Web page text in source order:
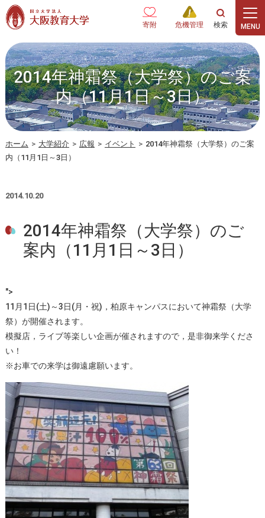
本文へ
寄附 危機管理
2014年神霜祭（大学祭）のご案
内（11月1日～3日）
ホーム > 大学紹介 > 広報 > イベント > 2014年神霜祭（大学祭）のご案
内（11月1日～3日）
2014.10.20
2014年神霜祭（大学祭）のご
案内（11月1日～3日）
">
11月1日(土)～3日(月・祝)，柏原キャンパスにおいて神霜祭（大学
祭）が開催されます。
模擬店，ライブ等楽しい企画が催されますので，是非御来学くださ
い！
※お車での来学は御遠慮願います。